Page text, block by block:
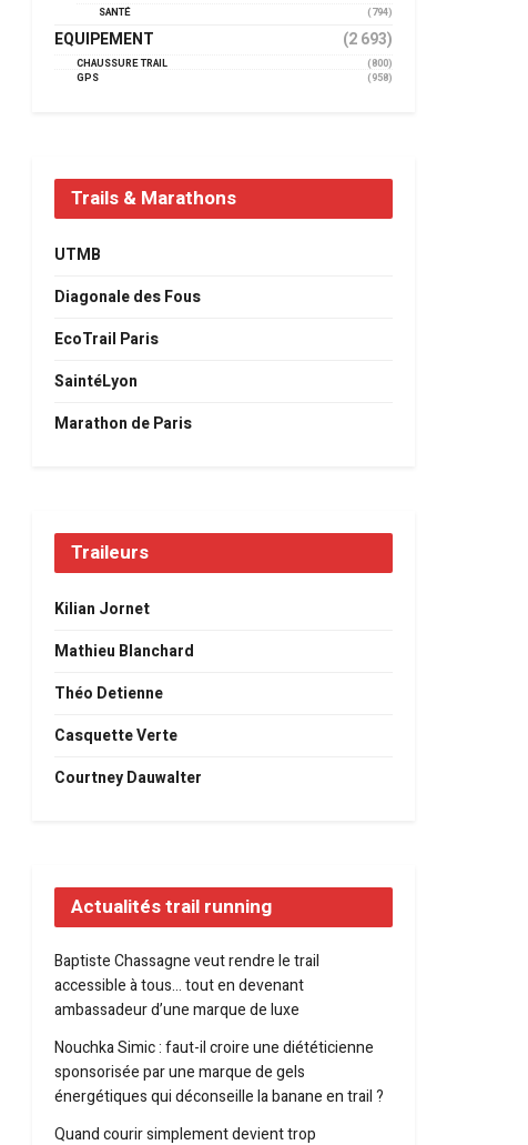
SANTÉ
(794)
EQUIPEMENT (2 693)
CHAUSSURE TRAIL
(800)
GPS
(958)
Trails & Marathons
UTMB
Diagonale des Fous
EcoTrail Paris
SaintéLyon
Marathon de Paris
Traileurs
Kilian Jornet
Mathieu Blanchard
Théo Detienne
Casquette Verte
Courtney Dauwalter
Actualités trail running
Baptiste Chassagne veut rendre le trail
accessible à tous… tout en devenant
ambassadeur d’une marque de luxe
Nouchka Simic : faut-il croire une diététicienne
sponsorisée par une marque de gels
énergétiques qui déconseille la banane en trail ?
Quand courir simplement devient trop